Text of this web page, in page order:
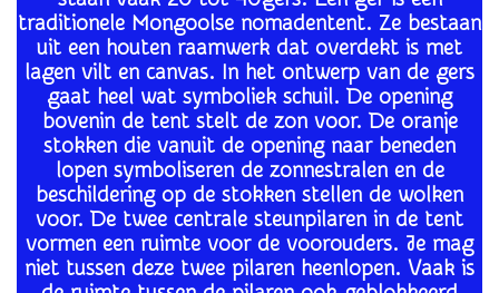
traditionele Mongoolse nomadentent. Ze bestaan
uit een houten raamwerk dat overdekt is met
lagen vilt en canvas. In het ontwerp van de gers
gaat heel wat symboliek schuil. De opening
bovenin de tent stelt de zon voor. De oranje
stokken die vanuit de opening naar beneden
lopen symboliseren de zonnestralen en de
beschildering op de stokken stellen de wolken
voor. De twee centrale steunpilaren in de tent
vormen een ruimte voor de voorouders. Je mag
niet tussen deze twee pilaren heenlopen. Vaak is